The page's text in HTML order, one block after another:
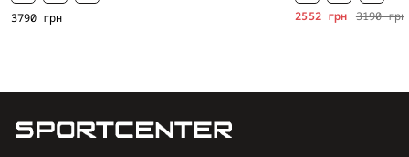
3790 грн 3190 грн
2552 грн